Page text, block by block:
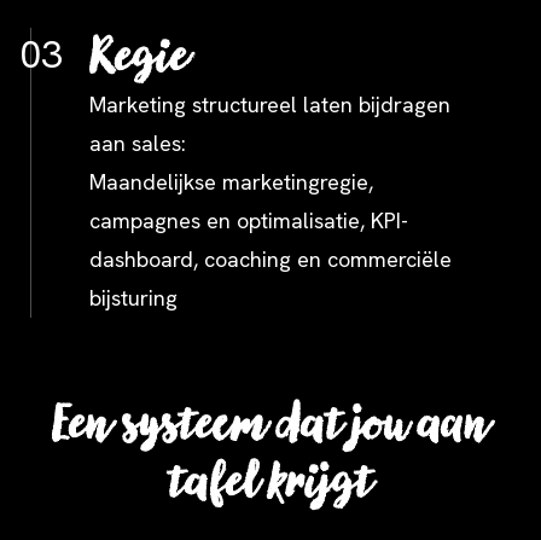
03 Regie
Marketing structureel laten bijdragen
aan sales:
Maandelijkse marketingregie,
campagnes en optimalisatie, KPI-
dashboard, coaching en commerciële
bijsturing
Een systeem dat jou aan
tafel krijgt